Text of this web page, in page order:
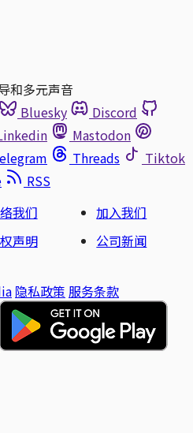
和多元声音
Bluesky
Discord
Mastodon
Threads
Tiktok
RSS
我们
加入我们
声明
公司新闻
隐私政策 服务条款